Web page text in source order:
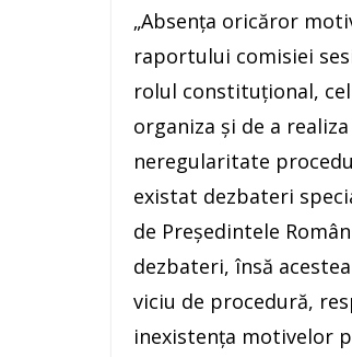
„Absenţa oricăror
raportului comisiei
rolul constituţional,
organiza şi de a
neregularitate
existat dezbateri
de Preşedintele
dezbateri, însă
viciu de procedură,
inexistenţa motivelor